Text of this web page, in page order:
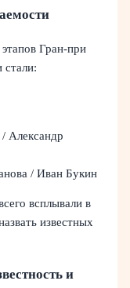
этапов Гран-при
стали:
Александр
/ Иван Букин
всплывали в
известных
и